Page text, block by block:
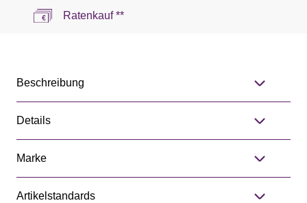
Ratenkauf **
Beschreibung
Details
Marke
Artikelstandards